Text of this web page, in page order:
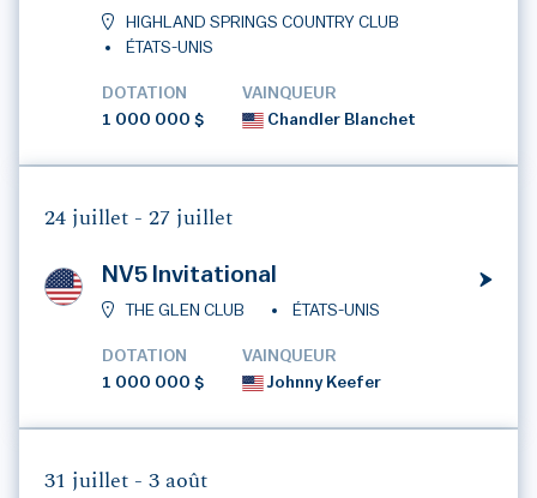
HIGHLAND SPRINGS COUNTRY CLUB
ÉTATS-UNIS
DOTATION
1 000 000 $
VAINQUEUR
Chandler Blanchet
24 juillet - 27 juillet
NV5 Invitational
THE GLEN CLUB ÉTATS-UNIS
DOTATION
1 000 000 $
VAINQUEUR
Johnny Keefer
31 juillet - 3 août